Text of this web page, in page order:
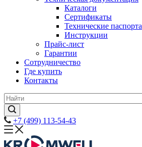
Каталоги
Сертификаты
Технические паспорта
Инструкции
Прайс-лист
Гарантии
Сотрудничество
Где купить
Контакты
+7 (499) 113-54-43